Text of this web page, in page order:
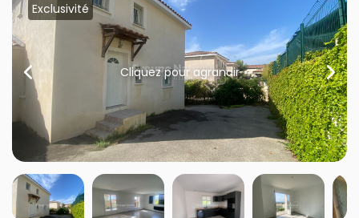
Estimation
Avis clients
Exclusivité
Cliquez pour agrandir